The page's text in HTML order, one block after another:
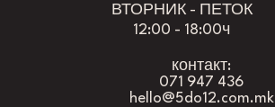
ВТОРНИК - ПЕТОК
12:00 - 18:00ч
контакт:
071 947 436
hello@5do12.com.mk